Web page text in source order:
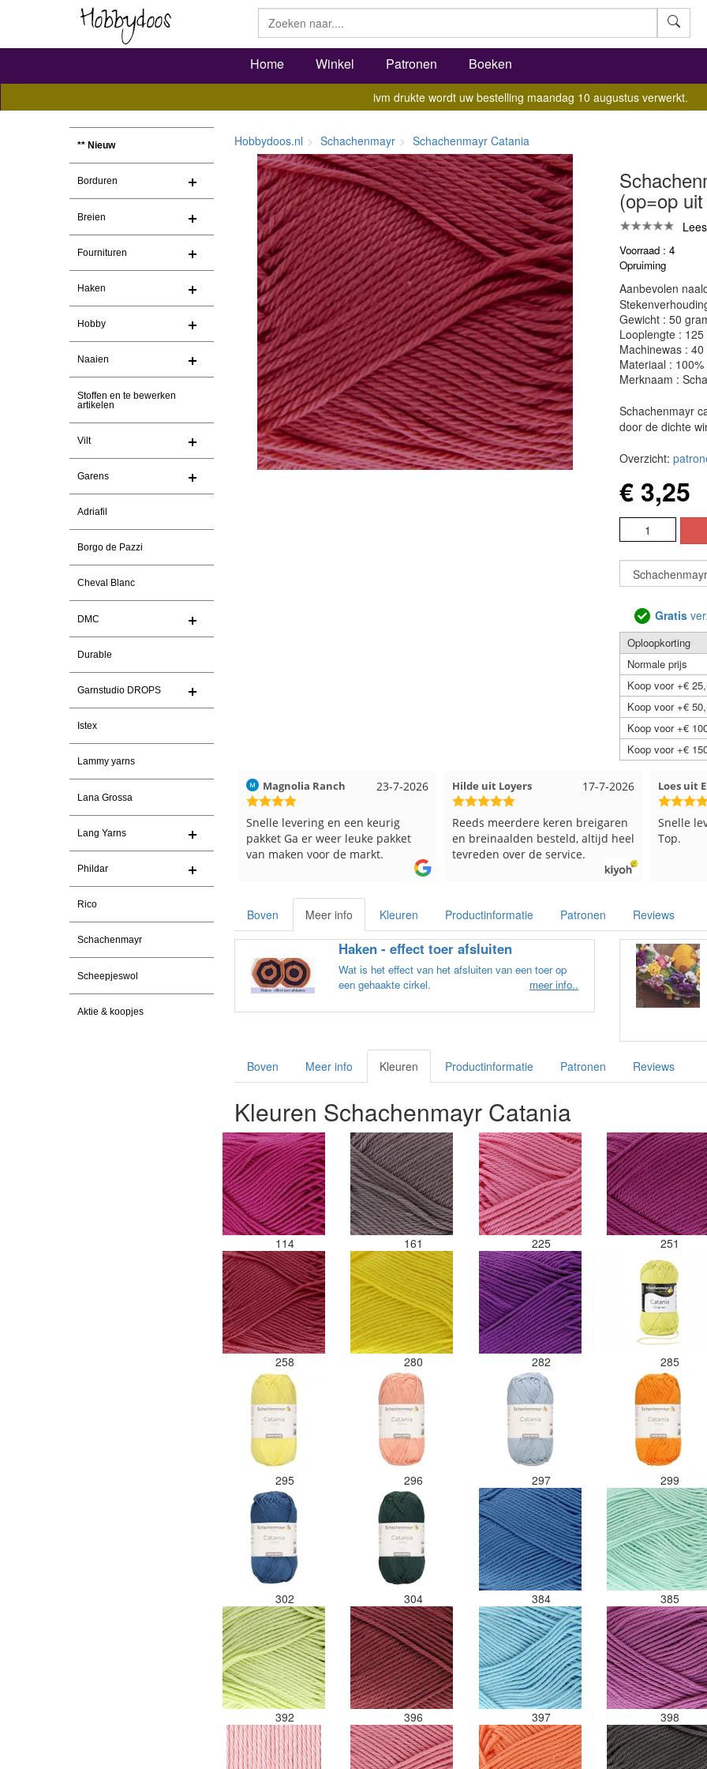
Home Winkel Patronen Boeken
ivm drukte wordt uw bestelling maandag 10 augustus verwerkt.
** Nieuw
Borduren
Breien
Fournituren
Haken
Hobby
Naaien
Stoffen en te bewerken
artikelen
Vilt
Garens
Adriafil
Borgo de Pazzi
Cheval Blanc
DMC
Durable
Garnstudio DROPS
Istex
Lammy yarns
Lana Grossa
Lang Yarns
Phildar
Rico
Schachenmayr
Scheepjeswol
Aktie & koopjes
Hobbydoos.nl Schachenmayr Schachenmayr Catania
(op=op
Voorraad : 4
Opruiming
Aanbevolen
Gewicht : 50
Looplengte :
Machinewas :
Materiaal : 100%
Merknaam :
Schachenmayr
door de dichte
Overzicht:
€ 3,25
Gratis
Oploopkorting
Normale prijs
Koop voor +€
Koop voor +€
Koop voor +€
Koop voor +€
23-7-2026
Magnolia Ranch
Snelle levering en een keurig
pakket Ga er weer leuke pakket
van maken voor de markt.
17-7-2026
Hilde uit Loyers
Reeds meerdere keren breigaren
en breinaalden besteld, altijd heel
tevreden over de service.
Loes uit EMMELOORD
Snelle levering en keurig
Top.
Boven Meer info Kleuren Productinformatie Patronen Reviews
Haken - effect toer afsluiten
Wat is het effect van het afsluiten van een toer op
een gehaakte cirkel.
meer info..
Boven Meer info Kleuren Productinformatie Patronen Reviews
Kleuren Schachenmayr Catania
114 161 225 251
258 280 282 285
295 296 297 299
302 304 384 385
392 396 397 398